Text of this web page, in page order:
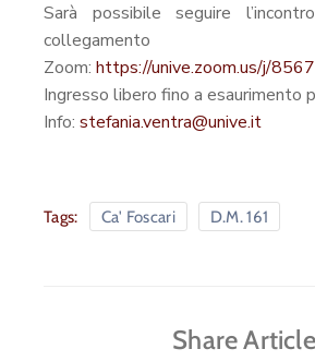
Sarà possibile seguire
collegamento
Zoom: https://unive.zoom.us/j/
Ingresso libero fino a esaurimento
Info: stefania.ventra@unive.it
Tags: Ca' Foscari D.M. 161
Share Article